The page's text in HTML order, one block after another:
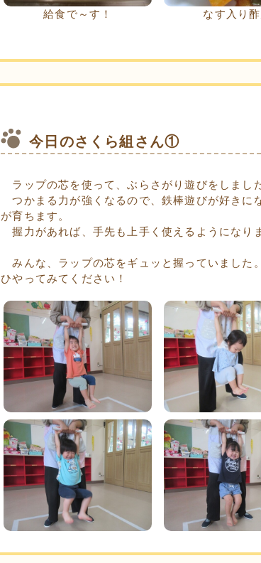
給食で～す！ なす入り
今日のさくら組さん①
ラップの芯を使って、ぶらさがり遊びをしまし
つかまる力が強くなるので、鉄棒遊びが好きに
が育ちます。
握力があれば、手先も上手く使えるようになり
みんな、ラップの芯をギュッと握っていました
ひやってみてください！